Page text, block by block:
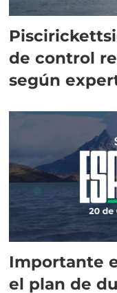
de control
según
Importante
el plan de